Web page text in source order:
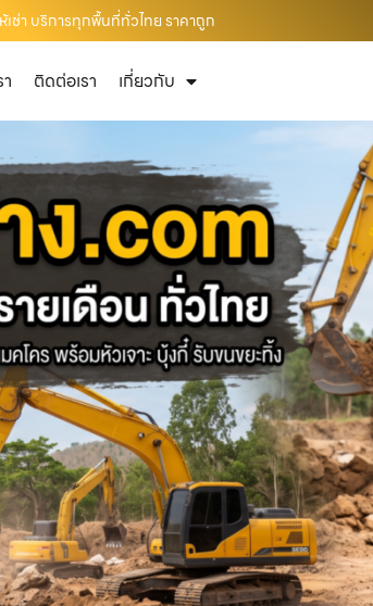
เช่า บริการทุกพื้นที่ทั่วไทย ราคาถูก
ติดต่อเรา เกี่ยวกับ